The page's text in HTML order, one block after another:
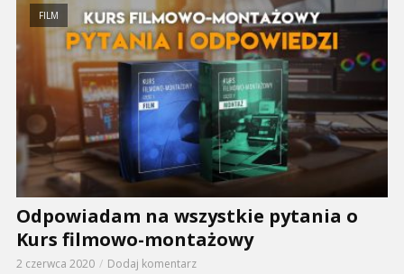
FILM
Odpowiadam na wszystkie pytania o
Kurs filmowo-montażowy
2 czerwca 2020 Dodaj komentarz